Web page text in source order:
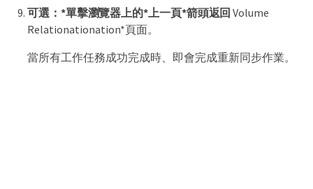
可選：*單擊瀏覽器上的*上一頁*箭頭返回 Volume
Relationationation*頁面。
當所有工作任務成功完成時、即會完成重新同步作業。